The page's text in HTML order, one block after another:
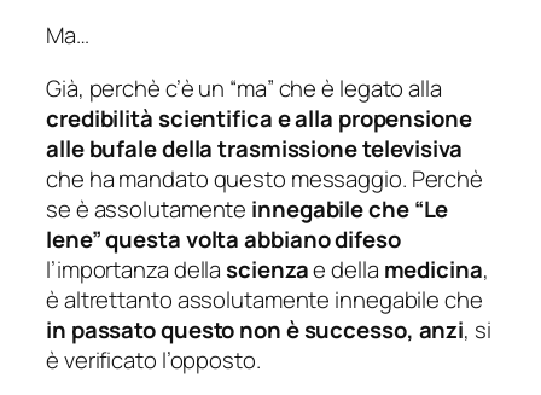
Ma…
Già, perchè c’è un “ma” che è legato alla
credibilità scientifica e alla propensione
alle bufale della trasmissione televisiva
che ha mandato questo messaggio. Perchè
se è assolutamente innegabile che “Le
Iene”questa volta abbiano difeso
l’importanza dellascienzae della medicina,
è altrettanto assolutamente innegabile che
in passato questo non è successo, anzi, si
è verificato l’opposto.